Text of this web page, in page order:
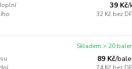
39 Kč/
32 Kč bez
89 Kč/
Skladem > 20